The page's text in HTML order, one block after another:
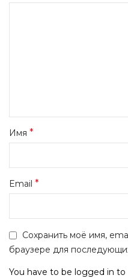
Имя *
Email *
Сохранить моё имя,
браузере для
You have to be logged in